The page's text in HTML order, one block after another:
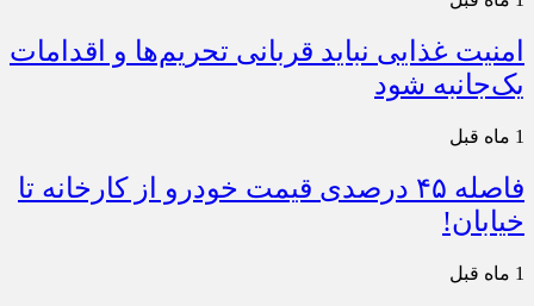
امنیت غذایی نباید قربانی تحریم‌ها و اقدامات
یک‌جانبه شود
1 ماه قبل
فاصله ۴۵ درصدی قیمت خودرو از کارخانه تا
خیابان!
1 ماه قبل